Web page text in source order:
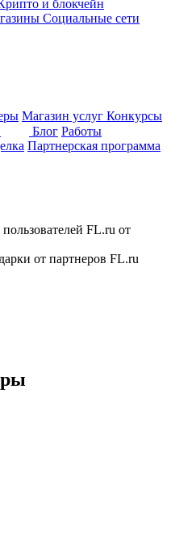
и блокчейн
Социальные сети
Магазин услуг Конкурсы
Блог Работы
Партнерская программа
FL.ru от
от партнеров FL.ru